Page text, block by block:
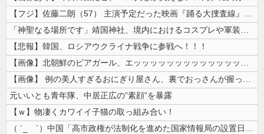
【フジ】佐藤二朗（57） 主演予定だった映画『踊る大捜査線』スピンオフ...
「神聖なる場所です」靖国神社、境内におけるコスプレや軍装の禁止を発表！
【悲報】韓国、ロシアウクライナ戦争に参戦へ！！！
【画像】北朝鮮のビアガール、エッッッッッッッッッッッッッッッッッ！
【画像】 例の美人すぎるおにぎり屋さん、裏でおっさんが握っていたｗｗｗ...
元いいとも青年隊、中居正広の”素顔”を暴露
【ｗ】物凄くカワイイ子猫の取っ組み合い！
（ ´_ゝ`）中国「高市政権が法制化を進めた国家情報局の設置日が7月3...